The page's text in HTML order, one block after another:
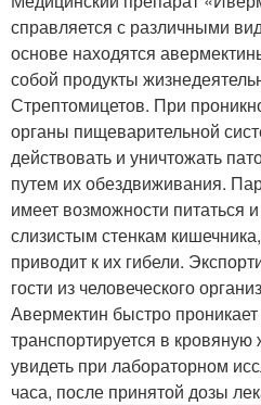
справляется с различными
основе находятся
собой продукты
Стрептомицетов. При
органы пищеварительной
действовать и уничтожать
путем их обездвиживания.
имеет возможности питаться
слизистым стенкам
приводит к их гибели.
гости из человеческого
Авермектин быстро
транспортируется в кровяную
увидеть при лабораторном
часа, после принятой дозы